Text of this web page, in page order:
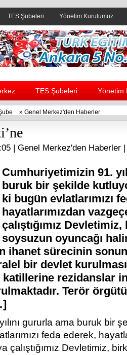
TES Şubeleri Yönetim Kurulumuz
Header yanı reklam alanı
TES Şubeleri Yönetim
» Genel Merkez'den Haberler
| Genel Merkez'den Haberler
Cumhuriyetimizin 91.
buruk bir şekilde
ki bugün evlatlarımızı
hayatlarımızdan
çalıştığımız
soysuzun oyuncağı
ihanet sürecinin
bir devlet
katillerine rezidanslar
Terör
gururla ama buruk bir
feda ederek,
çalıştığımız Devletimiz,